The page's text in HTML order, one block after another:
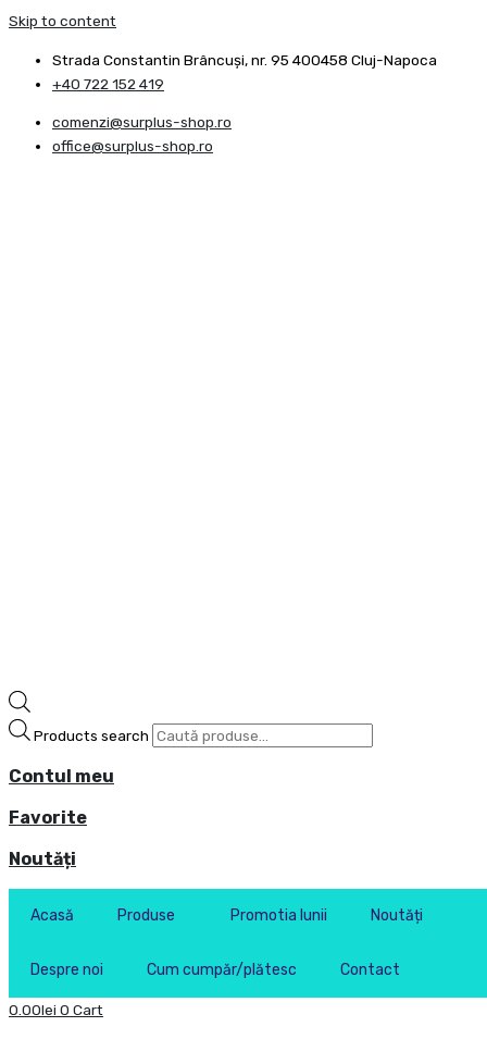
Skip to content
Strada Constantin Brâncuşi, nr. 95 400458 Cluj-Napoca
+40 722 152 419
comenzi@surplus-shop.ro
office@surplus-shop.ro
Products search
Contul meu
Favorite
Noutăți
Acasă Produse Promotia lunii Noutăți
Despre noi Cum cumpăr/plătesc Contact
0.00lei 0 Cart